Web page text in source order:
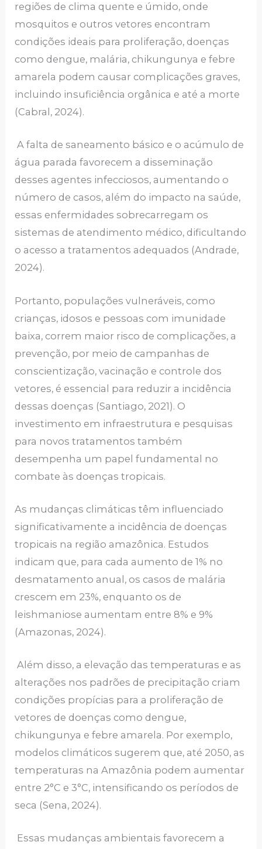
regiões de clima quente e úmido, onde
mosquitos e outros vetores encontram
condições ideais para proliferação, doenças
como dengue, malária, chikungunya e febre
amarela podem causar complicações graves,
incluindo insuficiência orgânica e até a morte
(Cabral, 2024).
A falta de saneamento básico e o acúmulo de
água parada favorecem a disseminação
desses agentes infecciosos, aumentando o
número de casos, além do impacto na saúde,
essas enfermidades sobrecarregam os
sistemas de atendimento médico, dificultando
o acesso a tratamentos adequados (Andrade,
2024).
Portanto, populações vulneráveis, como
crianças, idosos e pessoas com imunidade
baixa, correm maior risco de complicações, a
prevenção, por meio de campanhas de
conscientização, vacinação e controle dos
vetores, é essencial para reduzir a incidência
dessas doenças (Santiago, 2021). O
investimento em infraestrutura e pesquisas
para novos tratamentos também
desempenha um papel fundamental no
combate às doenças tropicais.
As mudanças climáticas têm influenciado
significativamente a incidência de doenças
tropicais na região amazônica. Estudos
indicam que, para cada aumento de 1% no
desmatamento anual, os casos de malária
crescem em 23%, enquanto os de
leishmaniose aumentam entre 8% e 9%
(Amazonas, 2024).
Além disso, a elevação das temperaturas e as
alterações nos padrões de precipitação criam
condições propícias para a proliferação de
vetores de doenças como dengue,
chikungunya e febre amarela. Por exemplo,
modelos climáticos sugerem que, até 2050, as
temperaturas na Amazônia podem aumentar
entre 2°C e 3°C, intensificando os períodos de
seca (Sena, 2024).
Essas mudanças ambientais favorecem a